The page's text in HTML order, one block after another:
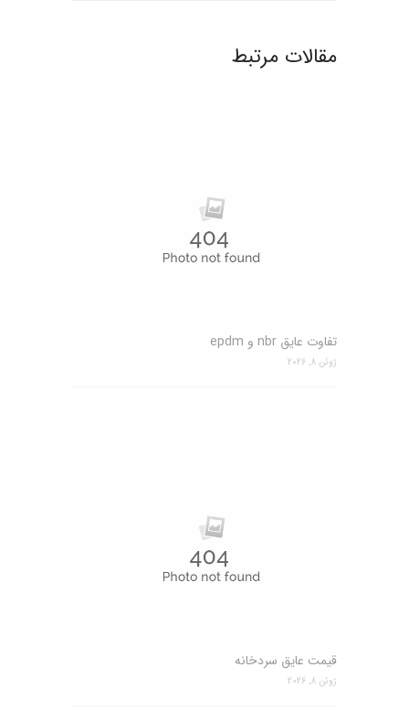
مقالات مرتبط
تفاوت عایق nbr و epdm
ژوئن 8, 2026
قیمت عایق سردخانه
ژوئن 8, 2026